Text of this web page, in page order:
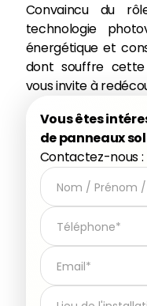
Convaincu du
technologie
énergétique et
dont souffre cette
vous invite à
Vous êtes
de panneaux
Contactez-nous :
Nom / Prénom /
Téléphone *
Email *
Lieu de l'installation